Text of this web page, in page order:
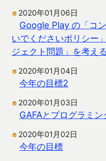
2020年01月06日
Google Play の「コ
いでくださいポリシー
ジェクト問題」を考える
2020年01月04日
今年の目標2
2020年01月03日
GAFAとプログラミン
2020年01月02日
今年の目標